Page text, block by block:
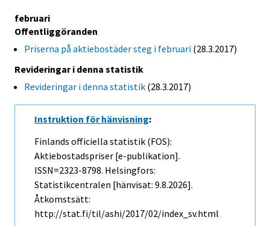
februari
Offentliggöranden
Priserna på aktiebostäder steg i februari (28.3.2017)
Revideringar i denna statistik
Revideringar i denna statistik (28.3.2017)
Instruktion för hänvisning:
Finlands officiella statistik (FOS):
Aktiebostadspriser [e-publikation].
ISSN=2323-8798. Helsingfors:
Statistikcentralen [hänvisat: 9.8.2026].
Åtkomstsätt:
http://stat.fi/til/ashi/2017/02/index_sv.html